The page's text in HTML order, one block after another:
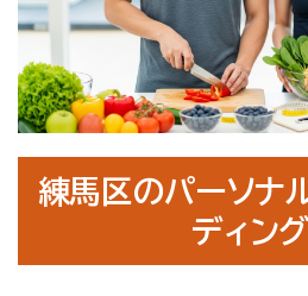
お知らせ
コラム
運営会社情報
プライバシーポリシー
お問合せ・無料体験予約
練馬区のパーソナ
ディング